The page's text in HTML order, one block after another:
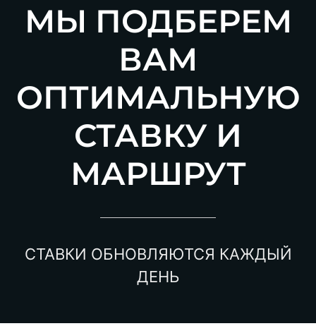
МЫ ПОДБЕРЕМ
ВАМ
ОПТИМАЛЬНУЮ
СТАВКУ И
МАРШРУТ
СТАВКИ ОБНОВЛЯЮТСЯ КАЖДЫЙ
ДЕНЬ